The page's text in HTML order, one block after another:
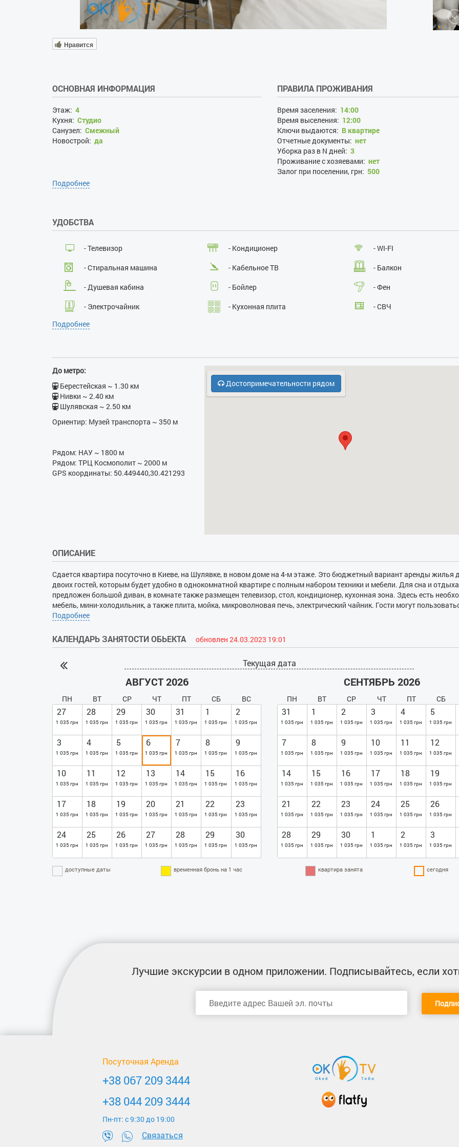
Нравится
ОСНОВНАЯ ИНФОРМАЦИЯ
Этаж: 4
Кухня: Студио
Санузел: Смежный
Новострой: да
ПРАВИЛА ПРОЖИВАНИЯ
Время заселения: 14:00
Время выселения: 12:00
Ключи выдаются: В квартире
Отчетные документы: нет
Уборка раз в N дней: 3
Проживание с хозяевами: нет
Залог при поселении, грн: 500
Проведение массовых мероприятий:нет
Подробнее
УДОБСТВА
- Телевизор - Кондиционер
- WI-FI
- Стиральная машина
- Кабельное ТВ
- Балкон
- Душевая кабина
- Бойлер
- Фен
- Электрочайник
- Кухонная плита
- СВЧ
- Бесплатная парковка
Подробнее
До метро:
Берестейская ~ 1.30 км
Нивки ~ 2.40 км
Шулявская ~ 2.50 км
Ориентир: Музей транспорта ~ 350 м
Рядом: НАУ ~ 1800 м
Рядом: ТРЦ Космополит ~ 2000 м
GPS координаты: 50.449440,30.421293
Достопримечательности рядом
ОПИСАНИЕ
Сдается квартира посуточно в Киеве, на Шулявке, в новом доме на 4-м этаже. Это бюджетный вариант аренды жилья
двоих гостей, которым будет удобно в однокомнатной квартире с полным набором техники и мебели. Для сна и отдыха
предложен большой диван, в комнате также размещен телевизор, стол, кондиционер, кухонная зона. Здесь есть
мебель, мини-холодильник, а также плита, мойка, микроволновая печь, электрический чайник. Гости могут
посудой, столовыми принадлежностями, феном, Интернетом. В просторной ванной комнате поставлена новая
автономной системой отопления и кондиционирования воздуха, датчиками дыма. Подушки, одеяла, комплекты
белья и полотенец – в наличии. В охраняемом подъезде установлены камеры для видео-наблюдения. Курение в
Подробнее
КАЛЕНДАРЬ ЗАНЯТОСТИ ОБЬЕКТА обновлен 24.03.2023 19:01
Текущая дата
АВГУСТ 2026
ПН ВТ СР ЧТ ПТ СБ ВС
27
1 035 грн
28
1 035 грн
29
1 035 грн
30
1 035 грн
31
1 035 грн
1
1 035 грн
2
1 035 грн
3
1 035 грн
4
1 035 грн
5
1 035 грн
6
1 035 грн
7
1 035 грн
8
1 035 грн
9
1 035 грн
10
1 035 грн
11
1 035 грн
12
1 035 грн
13
1 035 грн
14
1 035 грн
15
1 035 грн
16
1 035 грн
17
1 035 грн
18
1 035 грн
19
1 035 грн
20
1 035 грн
21
1 035 грн
22
1 035 грн
23
1 035 грн
24
1 035 грн
25
1 035 грн
26
1 035 грн
27
1 035 грн
28
1 035 грн
29
1 035 грн
30
1 035 грн
СЕНТЯБРЬ 2026
ПН ВТ СР ЧТ ПТ СБ
31
1 035 грн
1
1 035 грн
2
1 035 грн
3
1 035 грн
4
1 035 грн
5
1 035 грн
7
1 035 грн
8
1 035 грн
9
1 035 грн
10
1 035 грн
11
1 035 грн
12
1 035 грн
14
1 035 грн
15
1 035 грн
16
1 035 грн
17
1 035 грн
18
1 035 грн
19
1 035 грн
21
1 035 грн
22
1 035 грн
23
1 035 грн
24
1 035 грн
25
1 035 грн
26
1 035 грн
28
1 035 грн
29
1 035 грн
30
1 035 грн
1
1 035 грн
2
1 035 грн
3
1 035 грн
доступные даты временная бронь на 1 час квартира занята сегодня
Лучшие экскурсии в одном приложении. Подписывайтесь, если
Посуточная Аренда
+38 067 209 3444
+38 044 209 3444
Пн-пт: c 9:30 до 19:00
Связаться